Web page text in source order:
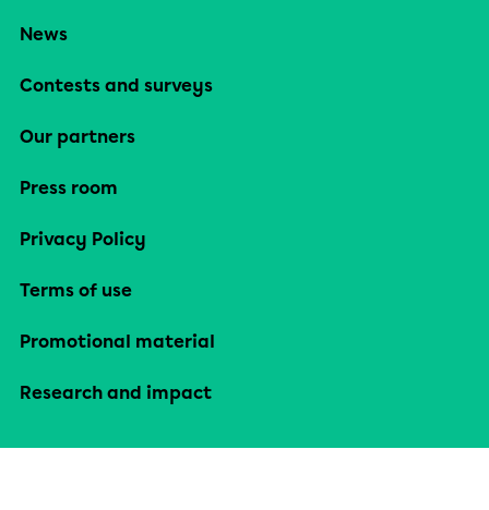
News
Contests and surveys
Our partners
Press room
Privacy Policy
Terms of use
Promotional material
Research and impact